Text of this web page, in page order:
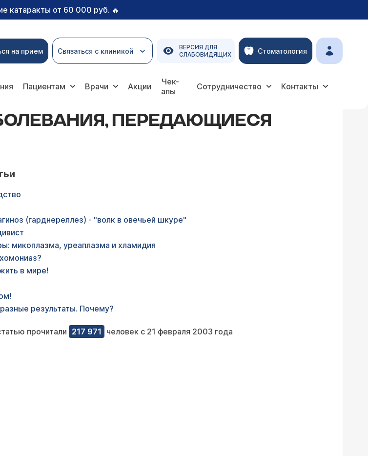
катаракты от 60 000 руб. 🔥
на прием Связаться с клиникой
ВЕРСИЯ ДЛЯ
СЛАБОВИДЯЩИХ
Стоматология
Пациентам Врачи Акции
Чек-
апы
Сотрудничество Контакты
ПЕРЕДАЮЩИЕСЯ
(гарднереллез) - "волк в овечьей шкуре"
микоплазма, уреаплазма и хламидия
в мире!
результаты. Почему?
прочитали 217 971 человек с 21 февраля 2003 года